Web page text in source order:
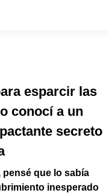
esparcir las
conocí a un
secreto
pensé que lo sabía
inesperado